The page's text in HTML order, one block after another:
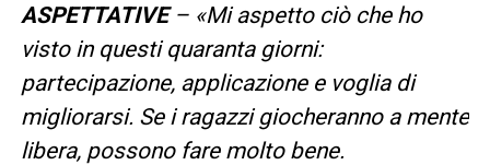
ASPETTATIVE – «Mi aspetto ciò che ho
visto in questi quaranta giorni:
partecipazione, applicazione e voglia di
migliorarsi. Se i ragazzi giocheranno a mente
libera, possono fare molto bene.